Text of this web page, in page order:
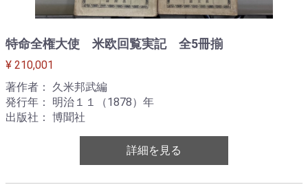
特命全権大使 米欧回覧実記 全5冊揃
¥ 210,001
著作者： 久米邦武編
発行年： 明治１１（1878）年
出版社： 博聞社
詳細を見る